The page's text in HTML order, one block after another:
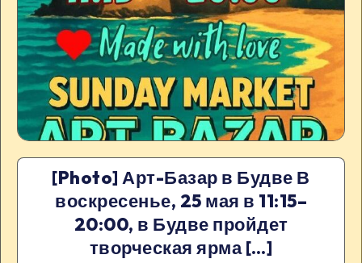
[Photo] Арт-Базар в Будве В
воскресенье, 25 мая в 11:15–
20:00, в Будве пройдет
творческая ярма […]